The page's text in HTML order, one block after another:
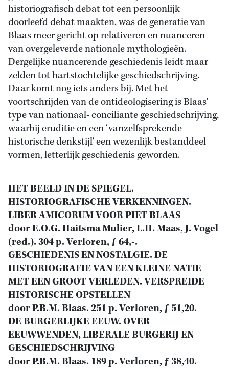
historiografisch debat tot een persoonlijk
doorleefd debat maakten, was de generatie van
Blaas meer gericht op relativeren en nuanceren
van overgeleverde nationale mythologieën.
Dergelijke nuancerende geschiedenis leidt maar
zelden tot hartstochtelijke geschiedschrijving.
Daar komt nog iets anders bij. Met het
voortschrijden van de ontideologisering is Blaas'
type van nationaal- conciliante geschiedschrijving,
waarbij eruditie en een ‘vanzelfsprekende
historische denkstijl' een wezenlijk bestanddeel
vormen, letterlijk geschiedenis geworden.
HET BEELD IN DE SPIEGEL.
HISTORIOGRAFISCHE VERKENNINGEN.
LIBER AMICORUM VOOR PIET BLAAS
door E.O.G. Haitsma Mulier, L.H. Maas, J. Vogel
(red.). 304 p. Verloren, ƒ 64,-.
GESCHIEDENIS EN NOSTALGIE. DE
HISTORIOGRAFIE VAN EEN KLEINE NATIE
MET EEN GROOT VERLEDEN. VERSPREIDE
HISTORISCHE OPSTELLEN
door P.B.M. Blaas. 251 p. Verloren, ƒ 51,20.
DE BURGERLIJKE EEUW. OVER
EEUWWENDEN, LIBERALE BURGERIJ EN
GESCHIEDSCHRIJVING
door P.B.M. Blaas. 189 p. Verloren, ƒ 38,40.